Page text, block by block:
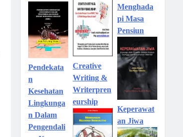
Pendekata
n
Kesehatan
Lingkunga
n Dalam
Pengendali
Creative
Writing &
Writerpren
eurship
Menghada
pi Masa
Pensiun
Keperawat
an Jiwa